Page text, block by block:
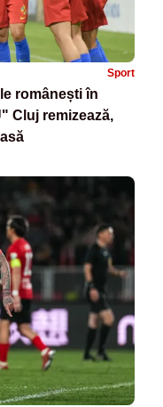
Sport
românești în
Cluj remizează,